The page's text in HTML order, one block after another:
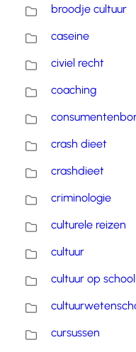
broodje cultuur
caseine
civiel recht
coaching
crash dieet
crashdieet
criminologie
culturele reizen
cultuur
cultuur op school
cursussen